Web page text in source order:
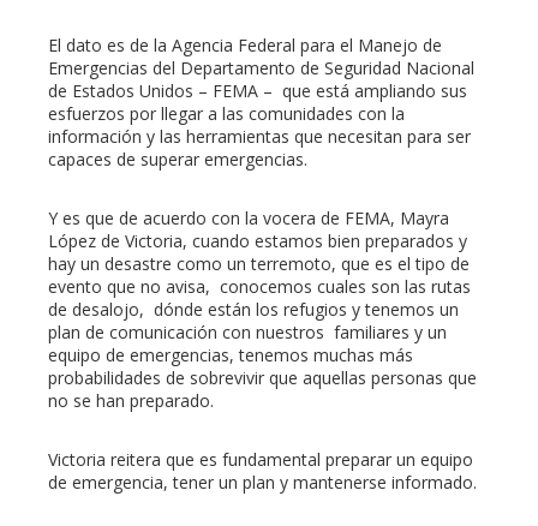
El dato es de la Agencia Federal para el Manejo de
Emergencias del Departamento de Seguridad Nacional
de Estados Unidos – FEMA – que está ampliando sus
esfuerzos por llegar a las comunidades con la
información y las herramientas que necesitan para ser
capaces de superar emergencias.
Y es que de acuerdo con la vocera de FEMA, Mayra
López de Victoria, cuando estamos bien preparados y
hay un desastre como un terremoto, que es el tipo de
evento que no avisa, conocemos cuales son las rutas
de desalojo, dónde están los refugios y tenemos un
plan de comunicación con nuestros familiares y un
equipo de emergencias, tenemos muchas más
probabilidades de sobrevivir que aquellas personas que
no se han preparado.
Victoria reitera que es fundamental preparar un equipo
de emergencia, tener un plan y mantenerse informado.